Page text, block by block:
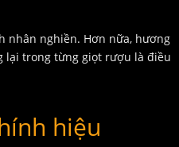
nhân nghiền. Hơn nữa, hương
lại trong từng giọt rượu là điều
hiệu